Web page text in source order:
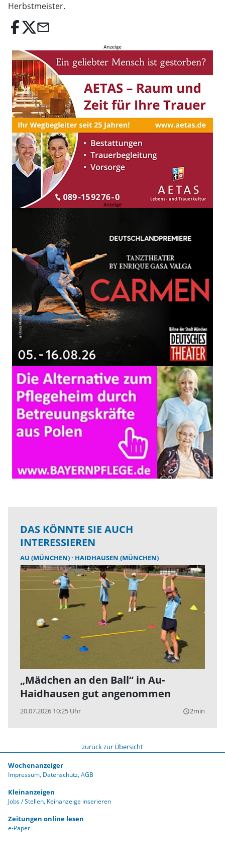
Herbstmeister.
email
DAS KÖNNTE SIE AUCH
INTERESSIEREN
AU (MÜNCHEN) HAIDHAUSEN (MÜNCHEN)
„Mädchen an den Ball“ in Au-
Haidhausen gut angenommen
20.07.2026 10:25 Uhr query_builder2min
zurück zur Übersicht
Wochenanzeiger
Impressum Datenschutz AGB
Kleinanzeigen
Jobs / Stellen Keinanzeige inserieren
Zeitungen online lesen
e-Paper